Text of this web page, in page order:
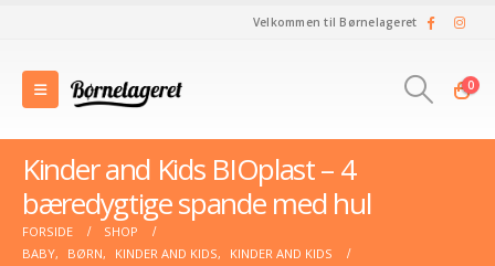
Velkommen til Børnelageret
0
Kinder and Kids BIOplast – 4
bæredygtige spande med hul
FORSIDE
SHOP
BABY, BØRN, KINDER AND KIDS,
KINDER AND KIDS